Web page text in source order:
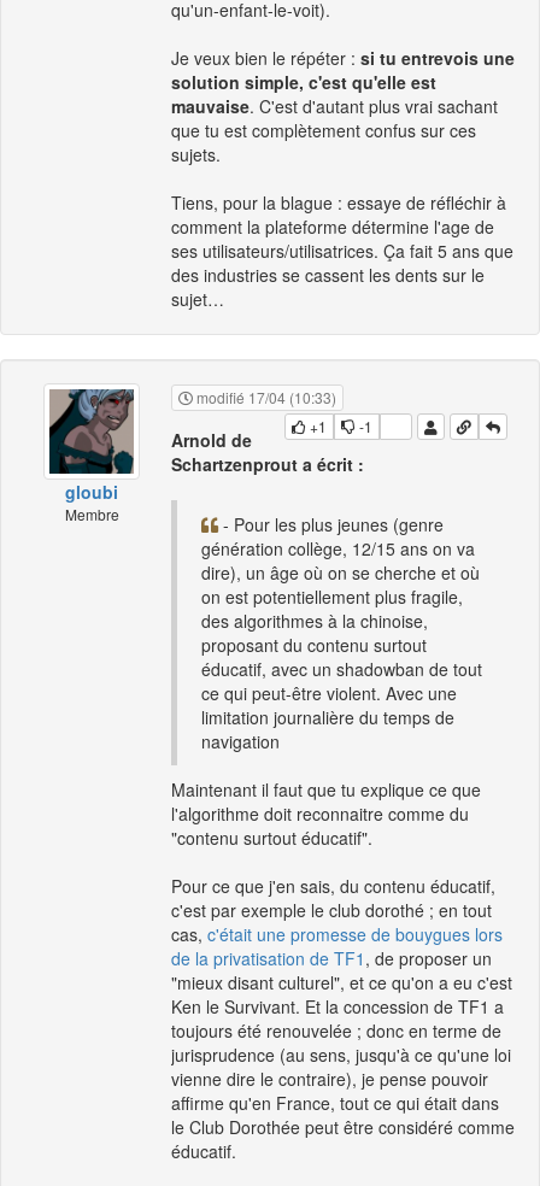
qu'un-enfant-le-voit).
Je veux bien le répéter : si tu entrevois une
solution simple, c'est qu'elle est
mauvaise. C'est d'autant plus vrai sachant
que tu est complètement confus sur ces
sujets.
Tiens, pour la blague : essaye de réfléchir à
comment la plateforme détermine l'age de
ses utilisateurs/utilisatrices. Ça fait 5 ans que
des industries se cassent les dents sur le
sujet…
gloubi
Membre
modifié 17/04 (10:33)
+1
-1
Arnold de
Schartzenprout a écrit :
- Pour les plus jeunes (genre
génération collège, 12/15 ans on va
dire), un âge où on se cherche et où
on est potentiellement plus fragile,
des algorithmes à la chinoise,
proposant du contenu surtout
éducatif, avec un shadowban de tout
ce qui peut-être violent. Avec une
limitation journalière du temps de
navigation
Maintenant il faut que tu explique ce que
l'algorithme doit reconnaitre comme du
"contenu surtout éducatif".
Pour ce que j'en sais, du contenu éducatif,
c'est par exemple le club dorothé ; en tout
cas, c'était une promesse de bouygues lors
de la privatisation de TF1 , de proposer un
"mieux disant culturel", et ce qu'on a eu c'est
Ken le Survivant. Et la concession de TF1 a
toujours été renouvelée ; donc en terme de
jurisprudence (au sens, jusqu'à ce qu'une loi
vienne dire le contraire), je pense pouvoir
affirme qu'en France, tout ce qui était dans
le Club Dorothée peut être considéré comme
éducatif.